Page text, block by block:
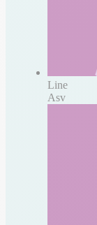
Line
Asv